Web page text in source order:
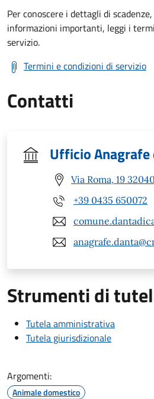
Per conoscere i dettagli di
informazioni importanti, leggi i
servizio.
Termini e condizioni di servizio
Contatti
Ufficio
Via Roma, 19 32040
+39 0435 650072
Strumenti di
Tutela amministrativa
Tutela giurisdizionale
Argomenti:
Animale domestico